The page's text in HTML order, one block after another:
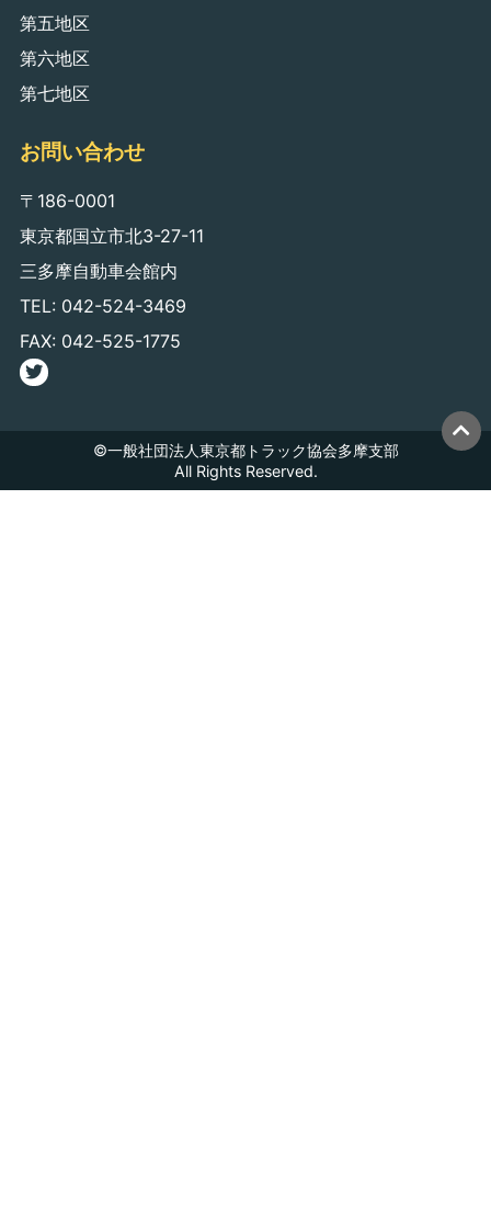
第五地区
第六地区
第七地区
お問い合わせ
〒186-0001
東京都国立市北3-27-11
三多摩自動車会館内
TEL: 042-524-3469
FAX: 042-525-1775
©一般社団法人東京都トラック協会多摩支部
All Rights Reserved.